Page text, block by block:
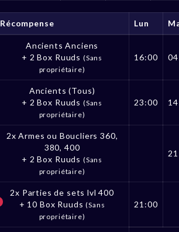
Récompense Lun
Ancients Anciens
+ 2 Box Ruuds (Sans
propriétaire)
16:00
Ancients (Tous)
+ 2 Box Ruuds (Sans
propriétaire)
23:00
2x Armes ou Boucliers 360,
380, 400
+ 2 Box Ruuds (Sans
propriétaire)
2x Parties de sets lvl 400
+ 10 Box Ruuds(Sans
propriétaire)
21:00